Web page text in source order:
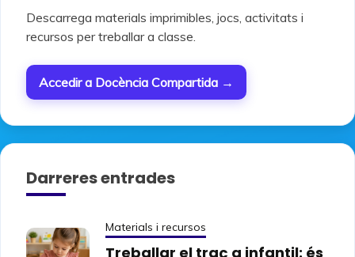
Descarrega materials imprimibles, jocs, activitats i
recursos per treballar a classe.
Accedir a Docència Compartida →
Darreres entrades
Materials i recursos
Treballar el traç a infantil: és